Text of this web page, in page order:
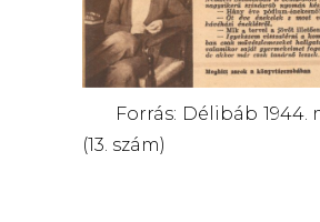
Forrás: Délibáb 1944.
(13. szám)